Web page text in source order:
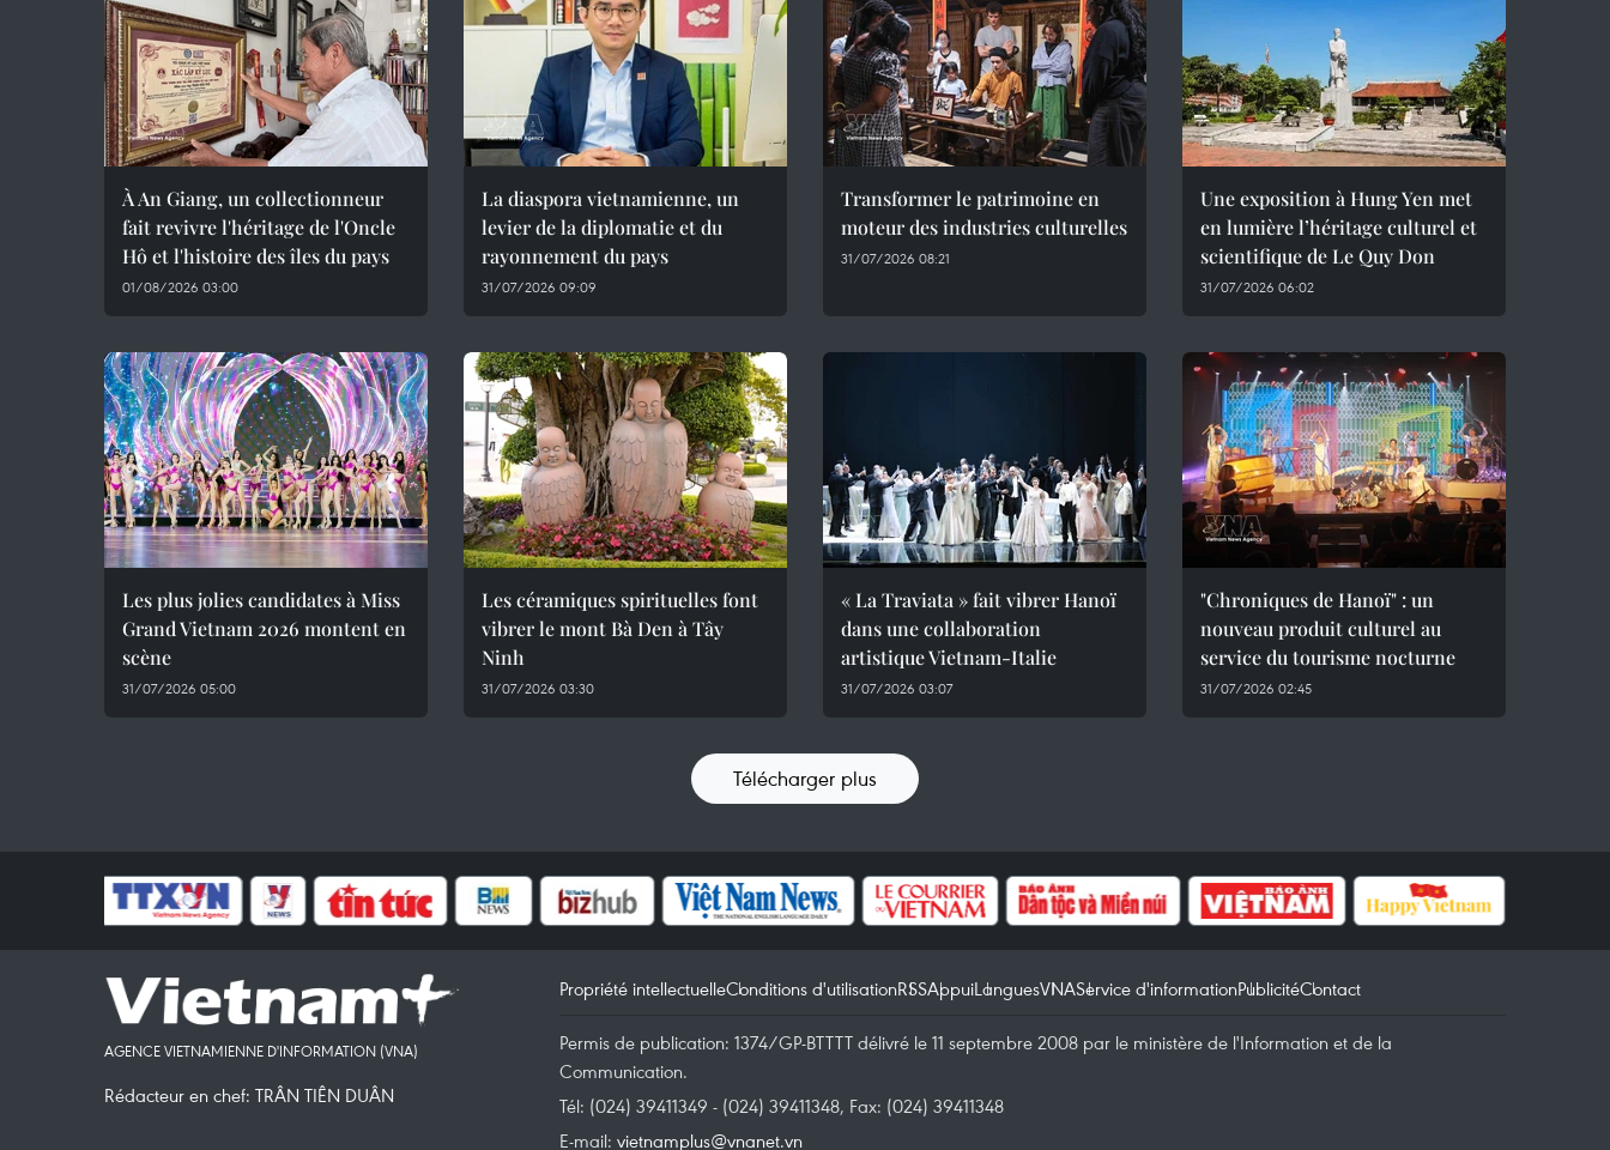
À An Giang, un collectionneur
fait revivre l'héritage de l'Oncle
Hô et l'histoire des îles du pays
01/08/2026 03:00
La diaspora vietnamienne, un
levier de la diplomatie et du
rayonnement du pays
31/07/2026 09:09
Transformer le patrimoine en
moteur des industries culturelles
31/07/2026 08:21
Une exposition à Hung Yen met
en lumière l’héritage culturel et
scientifique de Le Quy Don
31/07/2026 06:02
Les plus jolies candidates à Miss
Grand Vietnam 2026 montent en
scène
31/07/2026 05:00
Les céramiques spirituelles font
vibrer le mont Bà Den à Tây
Ninh
31/07/2026 03:30
« La Traviata » fait vibrer Hanoï
dans une collaboration
artistique Vietnam-Italie
31/07/2026 03:07
"Chroniques de Hanoï" : un
nouveau produit culturel au
service du tourisme nocturne
31/07/2026 02:45
Télécharger plus
AGENCE VIETNAMIENNE D'INFORMATION (VNA)
Rédacteur en chef: TRÂN TIÊN DUÂN
Propriété intellectuelleConditions d'utilisationRSSAppuiLanguesVNAService d'informationPublicitéContact
Permis de publication: 1374/GP-BTTTT délivré le 11 septembre 2008 par le ministère de l'Information et de la
Communication.
Tél: (024) 39411349 - (024) 39411348, Fax: (024) 39411348
E-mail: vietnamplus@vnanet.vn